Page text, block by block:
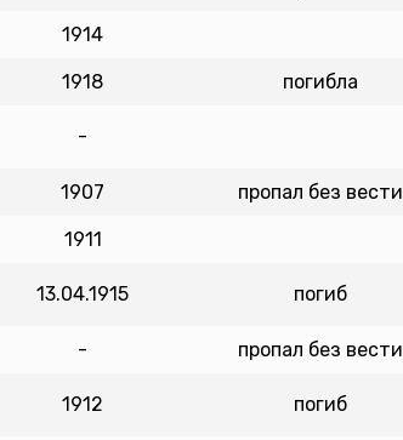
1914
1918 погибла
-
1907 пропал без вести
1911
13.04.1915 погиб
- пропал без вести
1912 погиб